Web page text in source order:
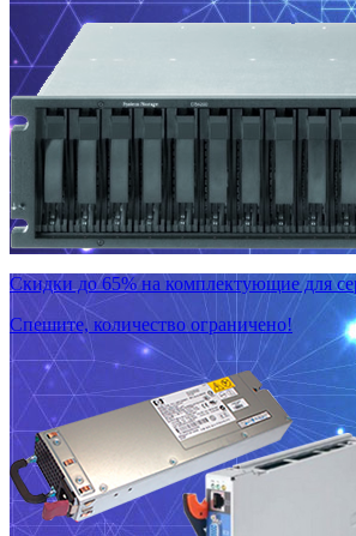
Скидки до 65% на комплектующие для
Спешите, количество ограничено!